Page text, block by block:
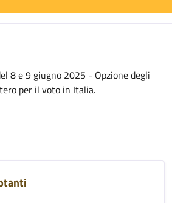
8 e 9 giugno 2025 - Opzione degli
per il voto in Italia.